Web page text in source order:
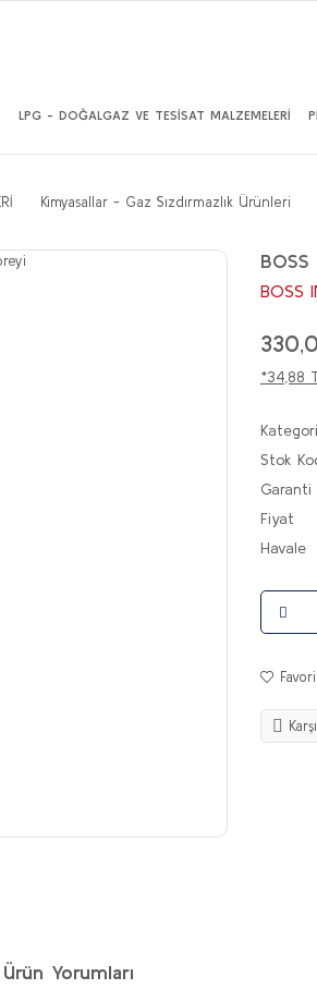
LPG - DOĞALGAZ VE TESİSAT MALZEMELERİ
Kimyasallar - Gaz Sızdırmazlık Ürünleri
BOSS
*34,88
Kategori
Stok
Garanti
Fiyat
Havale
Ürün Yorumları